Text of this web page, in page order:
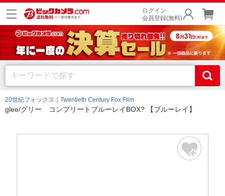
ログイン
会員登録(無料)
20世紀フォックス｜Twentieth Century Fox Film
glee/グリー コンプリートブルーレイBOX? 【ブルーレイ】